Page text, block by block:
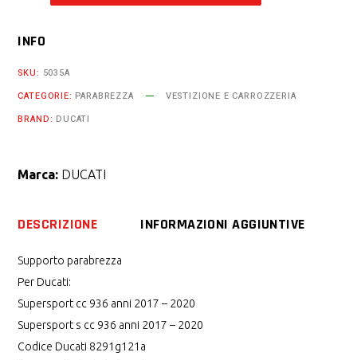
INFO
SKU: 5035A
CATEGORIE: PARABREZZA
VESTIZIONE E CARROZZERIA
BRAND: DUCATI
Marca: DUCATI
DESCRIZIONE INFORMAZIONI AGGIUNTIVE
Supporto parabrezza
Per Ducati:
Supersport cc 936 anni 2017 – 2020
Supersport s cc 936 anni 2017 – 2020
Codice Ducati 8291g121a